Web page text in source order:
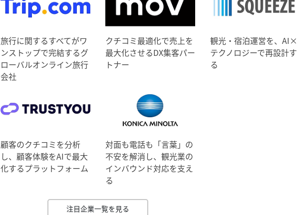
旅行に関するすべてがワ
ンストップで完結するグ
ローバルオンライン旅行
会社
クチコミ最適化で売上を
最大化させるDX集客パー
トナー
観光・宿泊運営を、AI×
テクノロジーで再設計す
る
顧客のクチコミを分析
し、顧客体験をAIで最大
化するプラットフォーム
対面も電話も「言葉」の
不安を解消し、観光業の
インバウンド対応を支え
る
注目企業一覧を見る